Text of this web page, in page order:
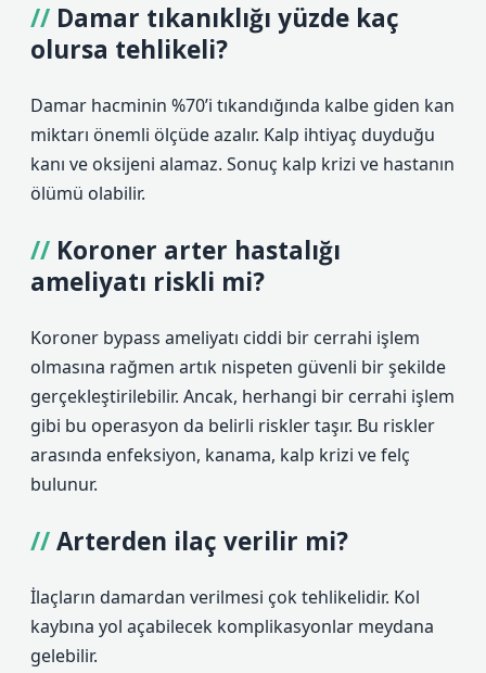
Damar tıkanıklığı yüzde kaç
olursa tehlikeli?
Damar hacminin %70’i tıkandığında kalbe giden kan
miktarı önemli ölçüde azalır. Kalp ihtiyaç duyduğu
kanı ve oksijeni alamaz. Sonuç kalp krizi ve hastanın
ölümü olabilir.
Koroner arter hastalığı
ameliyatı riskli mi?
Koroner bypass ameliyatı ciddi bir cerrahi işlem
olmasına rağmen artık nispeten güvenli bir şekilde
gerçekleştirilebilir. Ancak, herhangi bir cerrahi işlem
gibi bu operasyon da belirli riskler taşır. Bu riskler
arasında enfeksiyon, kanama, kalp krizi ve felç
bulunur.
Arterden ilaç verilir mi?
İlaçların damardan verilmesi çok tehlikelidir. Kol
kaybına yol açabilecek komplikasyonlar meydana
gelebilir.